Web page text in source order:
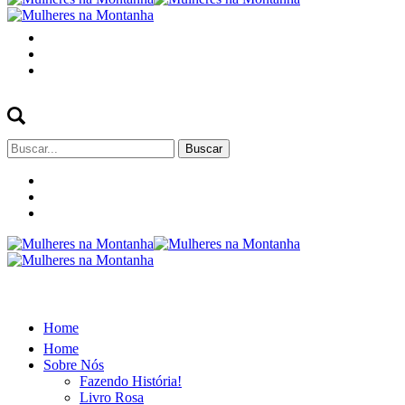
Buscar
por:
Home
Home
Sobre Nós
Fazendo História!
Livro Rosa